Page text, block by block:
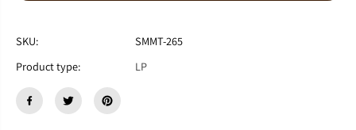
I
I
B
A
B
SKU:
SMMT-265
Product type:
LP